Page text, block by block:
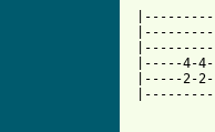
|-----4-
|-----2-